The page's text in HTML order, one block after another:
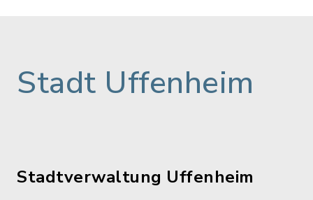
Stadt Uffenheim
Stadtverwaltung Uffenheim